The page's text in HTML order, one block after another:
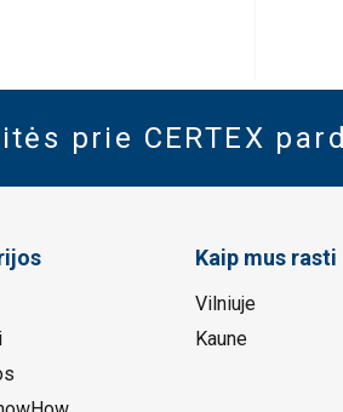
prie CERTEX
Kaip mus rasti
Vilniuje
Kaune